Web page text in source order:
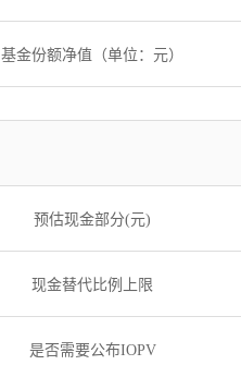
基金份额净值（单位：元）
预估现金部分(元)
现金替代比例上限
是否需要公布IOPV